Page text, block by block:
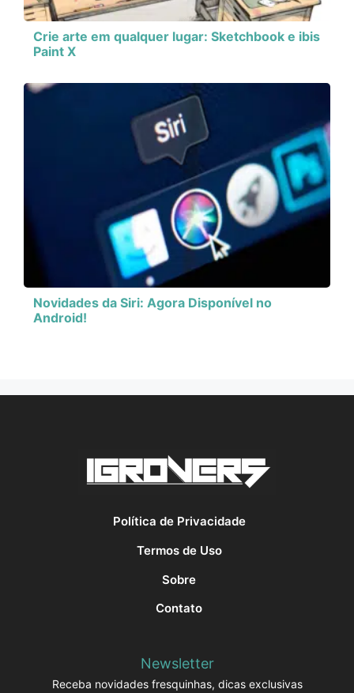
Crie arte em qualquer lugar: Sketchbook e ibis
Paint X
Novidades da Siri: Agora Disponível no
Android!
Política de Privacidade
Termos de Uso
Sobre
Contato
Newsletter
Receba novidades fresquinhas, dicas exclusivas